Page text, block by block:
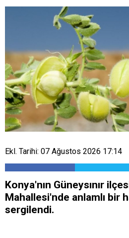
Ekl. Tarihi: 07 Ağustos 2026 17:14
Konya'nın Güneysınır
Mahallesi'nde anlamlı bir
sergilendi.